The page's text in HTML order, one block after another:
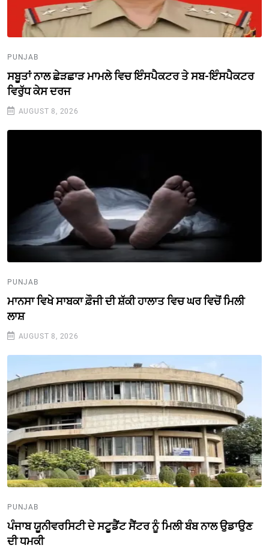
PUNJAB
ਸਬੂਤਾਂ ਨਾਲ ਛੇੜਛਾੜ ਮਾਮਲੇ ਵਿਚ ਇੰਸਪੈਕਟਰ ਤੇ ਸਬ-ਇੰਸਪੈਕਟਰ
ਵਿਰੁੱਧ ਕੇਸ ਦਰਜ
AUGUST 8, 2026
PUNJAB
ਮਾਨਸਾ ਵਿਖੇ ਸਾਬਕਾ ਫ਼ੌਜੀ ਦੀ ਸ਼ੱਕੀ ਹਾਲਾਤ ਵਿਚ ਘਰ ਵਿਚੋਂ ਮਿਲੀ
ਲਾਸ਼
AUGUST 8, 2026
PUNJAB
ਪੰਜਾਬ ਯੂਨੀਵਰਸਿਟੀ ਦੇ ਸਟੂਡੈਂਟ ਸੈਂਟਰ ਨੂੰ ਮਿਲੀ ਬੰਬ ਨਾਲ ਉਡਾਉਣ
ਦੀ ਧਮਕੀ